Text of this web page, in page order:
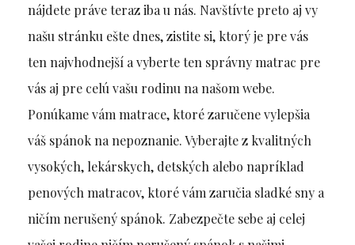
nájdete práve teraz iba u nás. Navštívte preto aj vy
našu stránku ešte dnes, zistite si, ktorý je pre vás
ten najvhodnejší a vyberte ten správny matrac pre
vás aj pre celú vašu rodinu na našom webe.
Ponúkame vám matrace, ktoré zaručene vylepšia
váš spánok na nepoznanie. Vyberajte z kvalitných
vysokých, lekárskych, detských alebo napríklad
penových matracov, ktoré vám zaručia sladké sny a
ničím nerušený spánok. Zabezpečte sebe aj celej